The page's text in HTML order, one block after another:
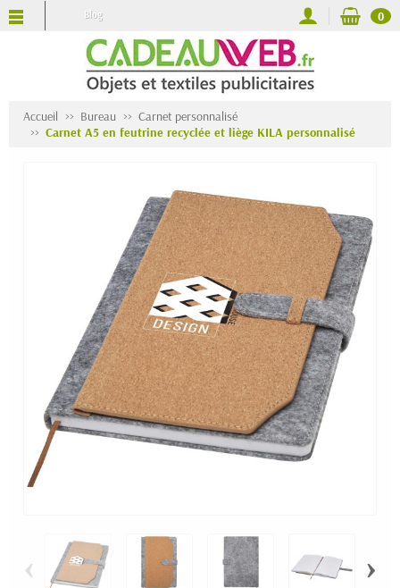
Blog 0
Accueil Bureau
Carnet personnalisé
Carnet A5 en feutrine recyclée et liège KILA personnalisé
‹ ›